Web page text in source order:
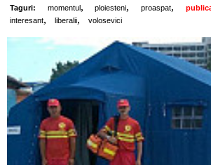
Taguri: momentul, ploiesteni, proaspat,
interesant, liberalii, volosevici